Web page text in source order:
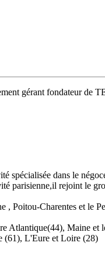
gérant fondateur de
spécialisée dans le
parisienne,il rejoint le
, Poitou-Charentes et le
Atlantique(44), Maine
(61), L'Eure et Loire (28)